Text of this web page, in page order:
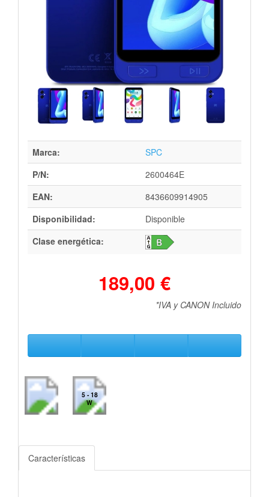
Marca:
SPC
P/N:
2600464E
EAN:
8436609914905
Disponibilidad:
Disponible
Clase energética:
189,00 €
*IVA y CANON Incluido
5 - 18
W
Características